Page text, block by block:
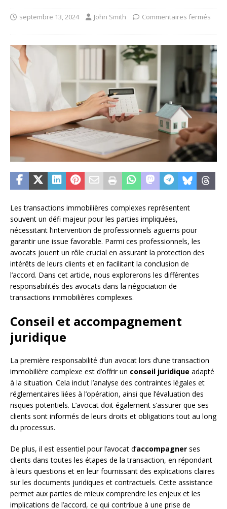
septembre 13, 2024 John Smith Commentaires fermés
Les transactions immobilières complexes représentent
souvent un défi majeur pour les parties impliquées,
nécessitant l’intervention de professionnels aguerris pour
garantir une issue favorable. Parmi ces professionnels, les
avocats jouent un rôle crucial en assurant la protection des
intérêts de leurs clients et en facilitant la conclusion de
l’accord. Dans cet article, nous explorerons les différentes
responsabilités des avocats dans la négociation de
transactions immobilières complexes.
Conseil et accompagnement
juridique
La première responsabilité d’un avocat lors d’une transaction
immobilière complexe est d’offrir un conseil juridique adapté
à la situation. Cela inclut l’analyse des contraintes légales et
réglementaires liées à l’opération, ainsi que l’évaluation des
risques potentiels. L’avocat doit également s’assurer que ses
clients sont informés de leurs droits et obligations tout au long
du processus.
De plus, il est essentiel pour l’avocat d’accompagner ses
clients dans toutes les étapes de la transaction, en répondant
à leurs questions et en leur fournissant des explications claires
sur les documents juridiques et contractuels. Cette assistance
permet aux parties de mieux comprendre les enjeux et les
implications de l’accord, ce qui contribue à une prise de